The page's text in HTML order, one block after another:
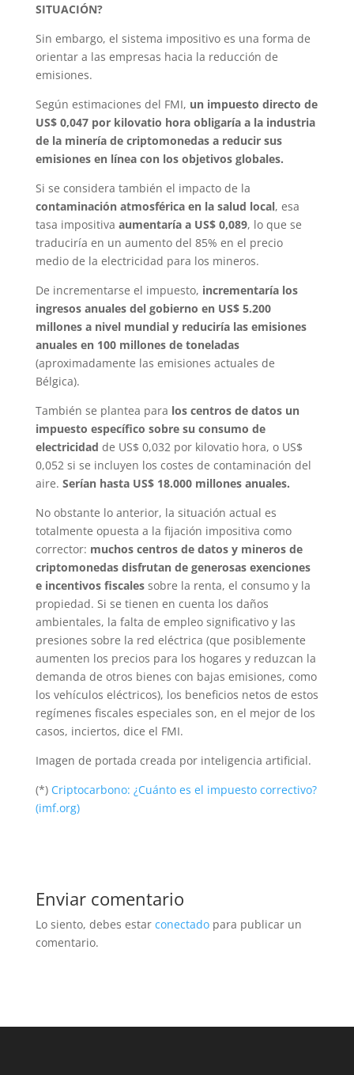
SITUACIÓN?
Sin embargo, el sistema impositivo es una forma de
orientar a las empresas hacia la reducción de
emisiones.
Según estimaciones del FMI, un impuesto directo de
US$ 0,047 por kilovatio hora obligaría a la industria
de la minería de criptomonedas a reducir sus
emisiones en línea con los objetivos globales.
Si se considera también el impacto de la
contaminación atmosférica en la salud local, esa
tasa impositiva aumentaría a US$ 0,089, lo que se
traduciría en un aumento del 85% en el precio
medio de la electricidad para los mineros.
De incrementarse el impuesto, incrementaría los
ingresos anuales del gobierno en US$ 5.200
millones a nivel mundial y reduciría las emisiones
anuales en 100 millones de toneladas
(aproximadamente las emisiones actuales de
Bélgica).
También se plantea para los centros de datos un
impuesto específico sobre su consumo de
electricidad de US$ 0,032 por kilovatio hora, o US$
0,052 si se incluyen los costes de contaminación del
aire. Serían hasta US$ 18.000 millones anuales.
No obstante lo anterior, la situación actual es
totalmente opuesta a la fijación impositiva como
corrector: muchos centros de datos y mineros de
criptomonedas disfrutan de generosas exenciones
e incentivos fiscalessobre la renta, el consumo y la
propiedad. Si se tienen en cuenta los daños
ambientales, la falta de empleo significativo y las
presiones sobre la red eléctrica (que posiblemente
aumenten los precios para los hogares y reduzcan la
demanda de otros bienes con bajas emisiones, como
los vehículos eléctricos), los beneficios netos de estos
regímenes fiscales especiales son, en el mejor de los
casos, inciertos, dice el FMI.
Imagen de portada creada por inteligencia artificial.
(*) Criptocarbono: ¿Cuánto es el impuesto correctivo?
(imf.org)
Enviar comentario
Lo siento, debes estar conectadopara publicar un
comentario.